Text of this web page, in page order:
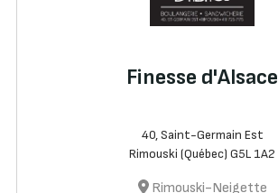
Finesse d'Alsace
40, Saint-Germain Est
Rimouski (Québec) G5L 1A2
Rimouski-Neigette